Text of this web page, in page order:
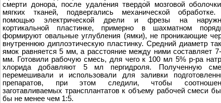
смерти донора, после удаления твердой мозговой
мягких тканей, подвергались механической
помощью электрической дрели и фрезы на
кортикальной пластинке, примерно в шахматном
формируют овальные углубления (ямки), не проникающие
внутреннюю диплоэтическую пластинку. Средний диаметр
ямок равняется 5 мм, а расстояние между ними составляет
мм. Готовили рабочую смесь, для чего к 100 мл 5% р-ра
хлорида добавляют 5 мл пергидроля. Полученную
перемешивали и использовали для заливки
препаратов, при этом следили, чтобы
заготавливаемых трансплантатов к объему рабочей смеси
бы не менее чем 1:5.